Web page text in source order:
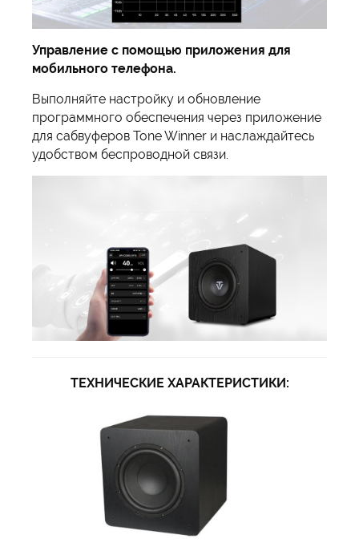
Управление с помощью приложения для
мобильного телефона.
Выполняйте настройку и обновление
программного обеспечения через приложение
для сабвуферов Tone Winner и наслаждайтесь
удобством беспроводной связи.
ТЕХНИЧЕСКИЕ ХАРАКТЕРИСТИКИ: